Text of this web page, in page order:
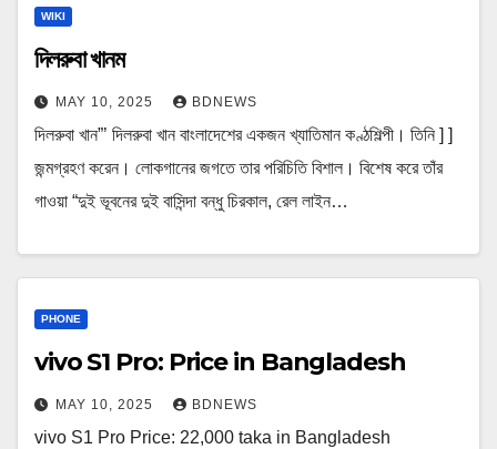
WIKI
দিলরুবা খানম
MAY 10, 2025 BDNEWS
দিলরুবা খান”’ দিলরুবা খান বাংলাদেশের একজন খ্যাতিমান কণ্ঠশিল্পী। তিনি ] ]
জন্মগ্রহণ করেন। লোকগানের জগতে তার পরিচিতি বিশাল। বিশেষ করে তাঁর
গাওয়া “দুই ভূবনের দুই বাসিন্দা বন্ধু চিরকাল, রেল লাইন…
PHONE
vivo S1 Pro: Price in Bangladesh
MAY 10, 2025 BDNEWS
vivo S1 Pro Price: 22,000 taka in Bangladesh